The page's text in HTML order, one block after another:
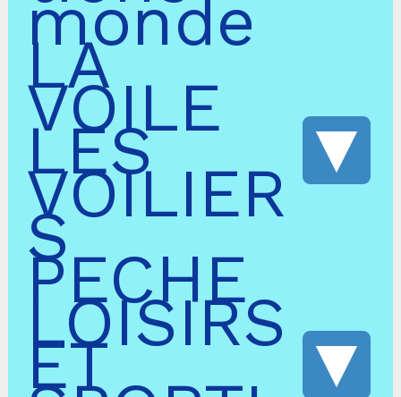
monde
LA
VOILE
LES
VOILIER
S
PECHE
LOISIRS
ET